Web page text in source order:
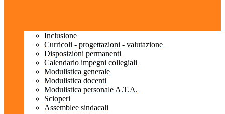
Inclusione
Curricoli - progettazioni - valutazione
Disposizioni permanenti
Calendario impegni collegiali
Modulistica generale
Modulistica docenti
Modulistica personale A.T.A.
Scioperi
Assemblee sindacali